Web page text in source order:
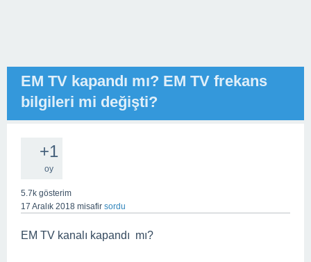
EM TV kapandı mı? EM TV frekans
bilgileri mi değişti?
+1
oy
5.7k gösterim
17 Aralık 2018 misafir sordu
EM TV kanalı kapandı mı?